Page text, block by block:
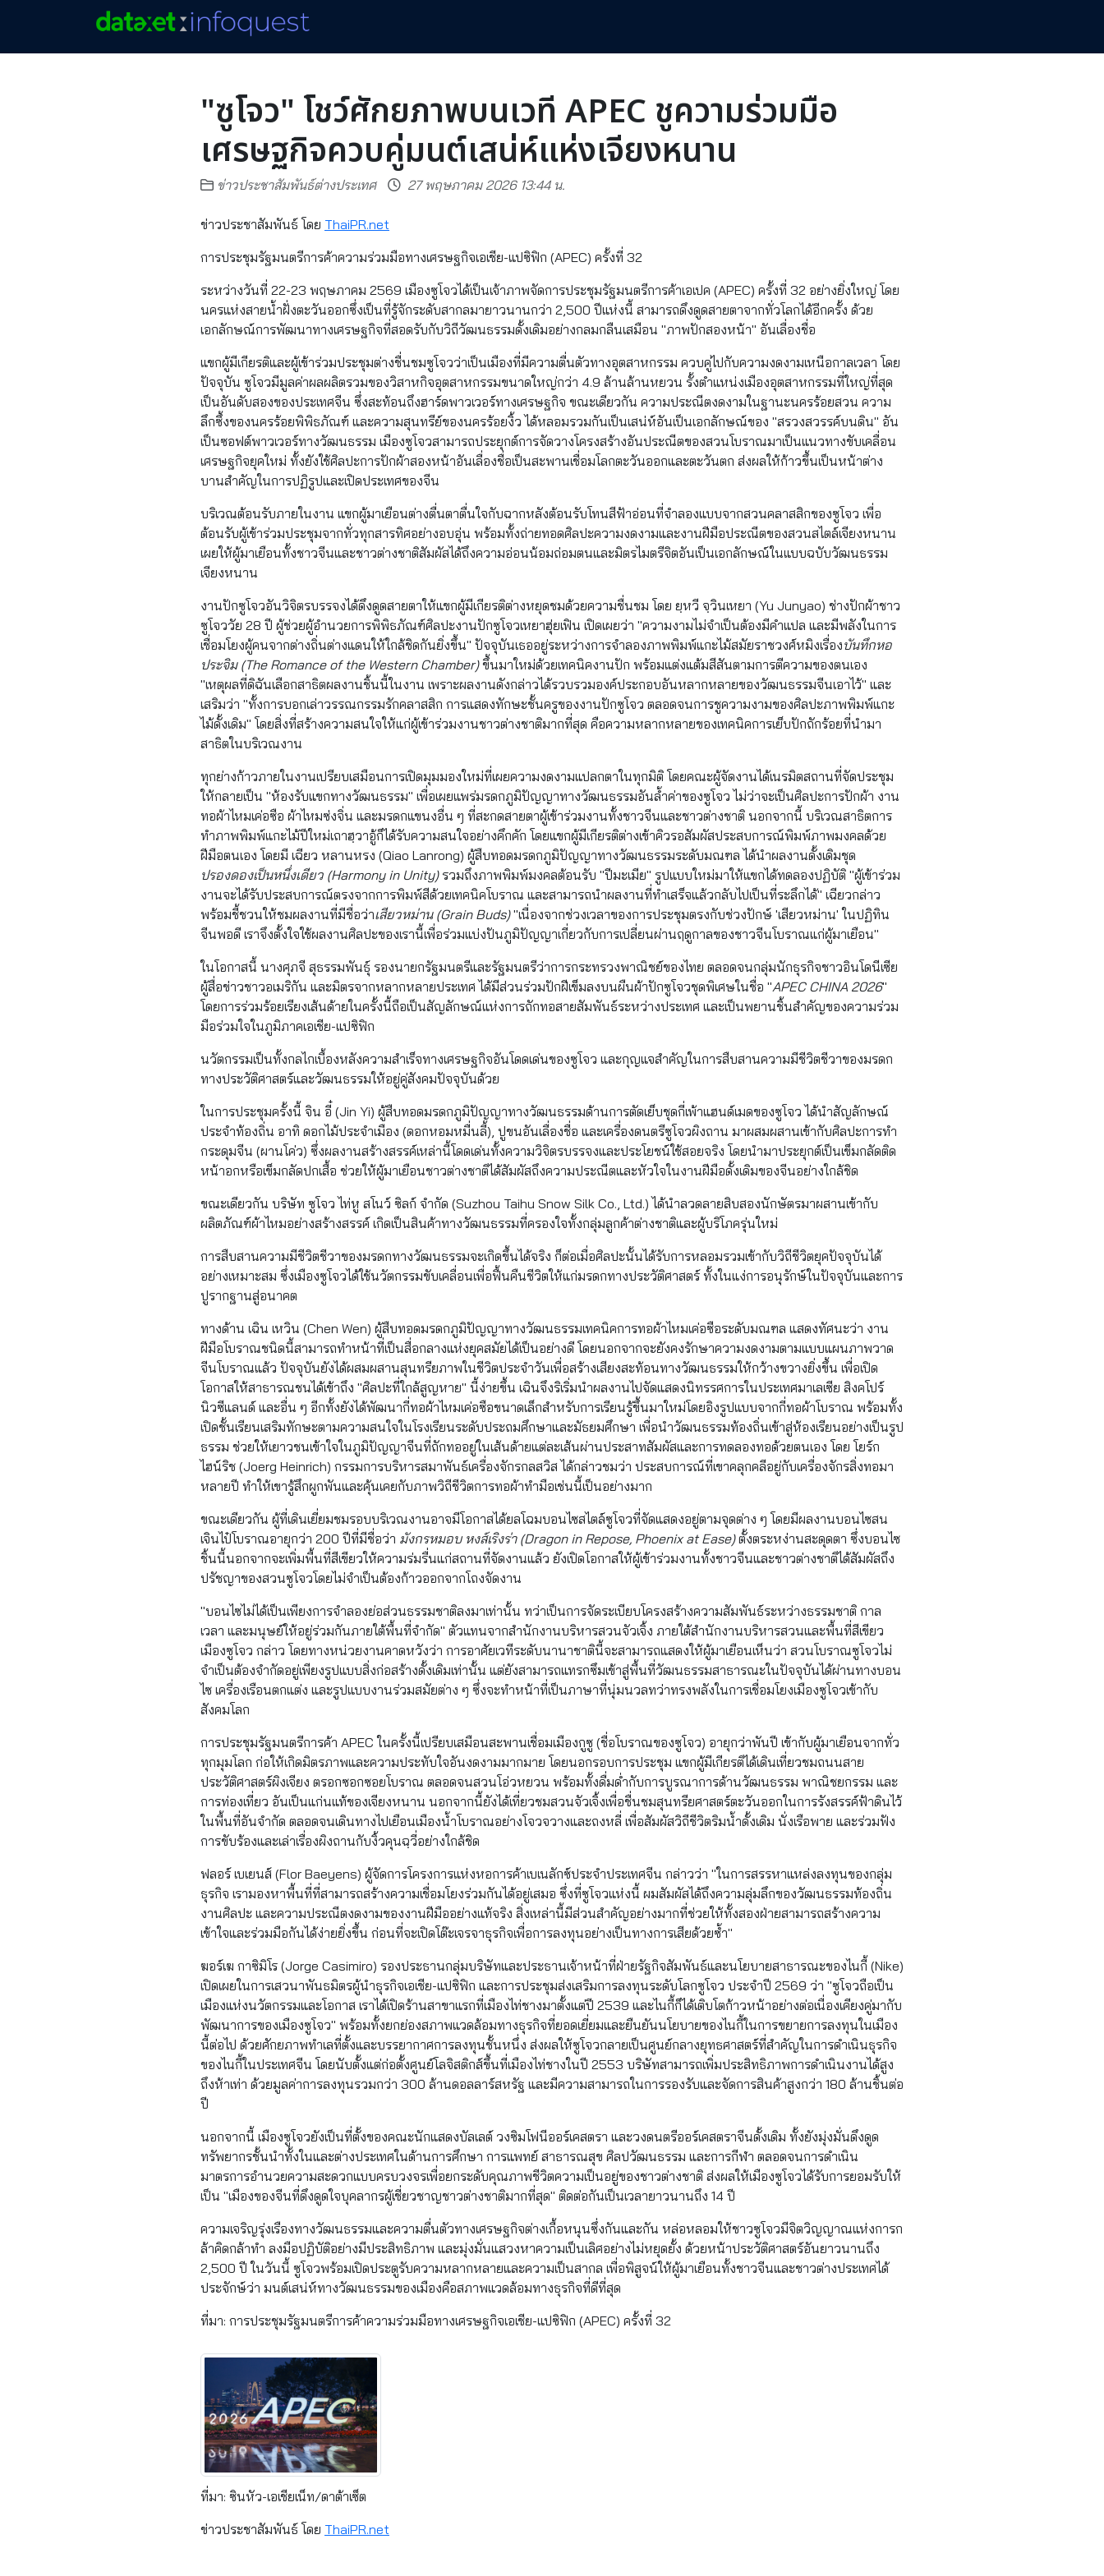
"ซูโจว" โชว์ศักยภาพบนเวที APEC ชูความร่วมมือ
เศรษฐกิจควบคู่มนต์เสน่ห์แห่งเจียงหนาน
ข่าวประชาสัมพันธ์ต่างประเทศ 27 พฤษภาคม 2026 13:44 น.
ข่าวประชาสัมพันธ์ โดย ThaiPR.net
การประชุมรัฐมนตรีการค้าความร่วมมือทางเศรษฐกิจเอเชีย-แปซิฟิก (APEC) ครั้งที่ 32
ระหว่างวันที่ 22-23 พฤษภาคม 2569 เมืองซูโจวได้เป็นเจ้าภาพจัดการประชุมรัฐมนตรีการค้าเอเปค (APEC) ครั้งที่ 32 อย่างยิ่งใหญ่ โดย
นครแห่งสายน้ำฝั่งตะวันออกซึ่งเป็นที่รู้จักระดับสากลมายาวนานกว่า 2,500 ปีแห่งนี้ สามารถดึงดูดสายตาจากทั่วโลกได้อีกครั้ง ด้วย
เอกลักษณ์การพัฒนาทางเศรษฐกิจที่สอดรับกับวิถีวัฒนธรรมดั้งเดิมอย่างกลมกลืนเสมือน "ภาพปักสองหน้า" อันเลื่องชื่อ
แขกผู้มีเกียรติและผู้เข้าร่วมประชุมต่างชื่นชมซูโจวว่าเป็นเมืองที่มีความตื่นตัวทางอุตสาหกรรม ควบคู่ไปกับความงดงามเหนือกาลเวลา โดย
ปัจจุบัน ซูโจวมีมูลค่าผลผลิตรวมของวิสาหกิจอุตสาหกรรมขนาดใหญ่กว่า 4.9 ล้านล้านหยวน รั้งตำแหน่งเมืองอุตสาหกรรมที่ใหญ่ที่สุด
เป็นอันดับสองของประเทศจีน ซึ่งสะท้อนถึงฮาร์ดพาวเวอร์ทางเศรษฐกิจ ขณะเดียวกัน ความประณีตงดงามในฐานะนครร้อยสวน ความ
ลึกซึ้งของนครร้อยพิพิธภัณฑ์ และความสุนทรีย์ของนครร้อยงิ้ว ได้หลอมรวมกันเป็นเสน่ห์อันเป็นเอกลักษณ์ของ "สรวงสวรรค์บนดิน" อัน
เป็นซอฟต์พาวเวอร์ทางวัฒนธรรม เมืองซูโจวสามารถประยุกต์การจัดวางโครงสร้างอันประณีตของสวนโบราณมาเป็นแนวทางขับเคลื่อน
เศรษฐกิจยุคใหม่ ทั้งยังใช้ศิลปะการปักผ้าสองหน้าอันเลื่องชื่อเป็นสะพานเชื่อมโลกตะวันออกและตะวันตก ส่งผลให้ก้าวขึ้นเป็นหน้าต่าง
บานสำคัญในการปฏิรูปและเปิดประเทศของจีน
บริเวณต้อนรับภายในงาน แขกผู้มาเยือนต่างตื่นตาตื่นใจกับฉากหลังต้อนรับโทนสีฟ้าอ่อนที่จำลองแบบจากสวนคลาสสิกของซูโจว เพื่อ
ต้อนรับผู้เข้าร่วมประชุมจากทั่วทุกสารทิศอย่างอบอุ่น พร้อมทั้งถ่ายทอดศิลปะความงดงามและงานฝีมือประณีตของสวนสไตล์เจียงหนาน
เผยให้ผู้มาเยือนทั้งชาวจีนและชาวต่างชาติสัมผัสได้ถึงความอ่อนน้อมถ่อมตนและมิตรไมตรีจิตอันเป็นเอกลักษณ์ในแบบฉบับวัฒนธรรม
เจียงหนาน
งานปักซูโจวอันวิจิตรบรรจงได้ดึงดูดสายตาให้แขกผู้มีเกียรติต่างหยุดชมด้วยความชื่นชม โดย ยฺหวี จฺวินเหยา (Yu Junyao) ช่างปักผ้าชาว
ซูโจววัย 28 ปี ผู้ช่วยผู้อำนวยการพิพิธภัณฑ์ศิลปะงานปักซูโจวเหยาฮุ่ยเฟิน เปิดเผยว่า "ความงามไม่จำเป็นต้องมีคำแปล และมีพลังในการ
เชื่อมโยงผู้คนจากต่างถิ่นต่างแดนให้ใกล้ชิดกันยิ่งขึ้น" ปัจจุบันเธออยู่ระหว่างการจำลองภาพพิมพ์แกะไม้สมัยราชวงศ์หมิงเรื่องบันทึกหอ
ประจิม (The Romance of the Western Chamber)ขึ้นมาใหม่ด้วยเทคนิคงานปัก พร้อมแต่งแต้มสีสันตามการตีความของตนเอง
"เหตุผลที่ดิฉันเลือกสาธิตผลงานชิ้นนี้ในงาน เพราะผลงานดังกล่าวได้รวบรวมองค์ประกอบอันหลากหลายของวัฒนธรรมจีนเอาไว้" และ
เสริมว่า "ทั้งการบอกเล่าวรรณกรรมรักคลาสสิก การแสดงทักษะชั้นครูของงานปักซูโจว ตลอดจนการชูความงามของศิลปะภาพพิมพ์แกะ
ไม้ดั้งเดิม" โดยสิ่งที่สร้างความสนใจให้แก่ผู้เข้าร่วมงานชาวต่างชาติมากที่สุด คือความหลากหลายของเทคนิคการเย็บปักถักร้อยที่นำมา
สาธิตในบริเวณงาน
ทุกย่างก้าวภายในงานเปรียบเสมือนการเปิดมุมมองใหม่ที่เผยความงดงามแปลกตาในทุกมิติ โดยคณะผู้จัดงานได้เนรมิตสถานที่จัดประชุม
ให้กลายเป็น "ห้องรับแขกทางวัฒนธรรม" เพื่อเผยแพร่มรดกภูมิปัญญาทางวัฒนธรรมอันล้ำค่าของซูโจว ไม่ว่าจะเป็นศิลปะการปักผ้า งาน
ทอผ้าไหมเค่อซือ ผ้าไหมซ่งจิ่น และมรดกแขนงอื่น ๆ ที่สะกดสายตาผู้เข้าร่วมงานทั้งชาวจีนและชาวต่างชาติ นอกจากนี้ บริเวณสาธิตการ
ทำภาพพิมพ์แกะไม้ปีใหม่เถาฮฺวาอู้ก็ได้รับความสนใจอย่างคึกคัก โดยแขกผู้มีเกียรติต่างเข้าคิวรอสัมผัสประสบการณ์พิมพ์ภาพมงคลด้วย
ฝีมือตนเอง โดยมี เฉียว หลานหรง (Qiao Lanrong) ผู้สืบทอดมรดกภูมิปัญญาทางวัฒนธรรมระดับมณฑล ได้นำผลงานดั้งเดิมชุด
ปรองดองเป็นหนึ่งเดียว (Harmony in Unity)รวมถึงภาพพิมพ์มงคลต้อนรับ "ปีมะเมีย" รูปแบบใหม่มาให้แขกได้ทดลองปฏิบัติ "ผู้เข้าร่วม
งานจะได้รับประสบการณ์ตรงจากการพิมพ์สีด้วยเทคนิคโบราณ และสามารถนำผลงานที่ทำเสร็จแล้วกลับไปเป็นที่ระลึกได้" เฉียวกล่าว
พร้อมชี้ชวนให้ชมผลงานที่มีชื่อว่าเสียวหม่าน (Grain Buds)"เนื่องจากช่วงเวลาของการประชุมตรงกับช่วงปักษ์ 'เสียวหม่าน' ในปฏิทิน
จีนพอดี เราจึงตั้งใจใช้ผลงานศิลปะของเรานี้เพื่อร่วมแบ่งปันภูมิปัญญาเกี่ยวกับการเปลี่ยนผ่านฤดูกาลของชาวจีนโบราณแก่ผู้มาเยือน"
ในโอกาสนี้ นางศุภจี สุธรรมพันธุ์ รองนายกรัฐมนตรีและรัฐมนตรีว่าการกระทรวงพาณิชย์ของไทย ตลอดจนกลุ่มนักธุรกิจชาวอินโดนีเซีย
ผู้สื่อข่าวชาวอเมริกัน และมิตรจากหลากหลายประเทศ ได้มีส่วนร่วมปักฝีเข็มลงบนผืนผ้าปักซูโจวชุดพิเศษในชื่อ "APEC CHINA 2026"
โดยการร่วมร้อยเรียงเส้นด้ายในครั้งนี้ถือเป็นสัญลักษณ์แห่งการถักทอสายสัมพันธ์ระหว่างประเทศ และเป็นพยานชิ้นสำคัญของความร่วม
มือร่วมใจในภูมิภาคเอเชีย-แปซิฟิก
นวัตกรรมเป็นทั้งกลไกเบื้องหลังความสำเร็จทางเศรษฐกิจอันโดดเด่นของซูโจว และกุญแจสำคัญในการสืบสานความมีชีวิตชีวาของมรดก
ทางประวัติศาสตร์และวัฒนธรรมให้อยู่คู่สังคมปัจจุบันด้วย
ในการประชุมครั้งนี้ จิน อี๋ (Jin Yi) ผู้สืบทอดมรดกภูมิปัญญาทางวัฒนธรรมด้านการตัดเย็บชุดกี่เพ้าแฮนด์เมดของซูโจว ได้นำสัญลักษณ์
ประจำท้องถิ่น อาทิ ดอกไม้ประจำเมือง (ดอกหอมหมื่นลี้), ปูขนอันเลื่องชื่อ และเครื่องดนตรีซูโจวผิงถาน มาผสมผสานเข้ากับศิลปะการทำ
กระดุมจีน (ผานโค่ว) ซึ่งผลงานสร้างสรรค์เหล่านี้โดดเด่นทั้งความวิจิตรบรรจงและประโยชน์ใช้สอยจริง โดยนำมาประยุกต์เป็นเข็มกลัดติด
หน้าอกหรือเข็มกลัดปกเสื้อ ช่วยให้ผู้มาเยือนชาวต่างชาติได้สัมผัสถึงความประณีตและหัวใจในงานฝีมือดั้งเดิมของจีนอย่างใกล้ชิด
ขณะเดียวกัน บริษัท ซูโจว ไท่หู สโนว์ ซิลก์ จำกัด (Suzhou Taihu Snow Silk Co., Ltd.) ได้นำลวดลายสิบสองนักษัตรมาผสานเข้ากับ
ผลิตภัณฑ์ผ้าไหมอย่างสร้างสรรค์ เกิดเป็นสินค้าทางวัฒนธรรมที่ครองใจทั้งกลุ่มลูกค้าต่างชาติและผู้บริโภครุ่นใหม่
การสืบสานความมีชีวิตชีวาของมรดกทางวัฒนธรรมจะเกิดขึ้นได้จริง ก็ต่อเมื่อศิลปะนั้นได้รับการหลอมรวมเข้ากับวิถีชีวิตยุคปัจจุบันได้
อย่างเหมาะสม ซึ่งเมืองซูโจวได้ใช้นวัตกรรมขับเคลื่อนเพื่อฟื้นคืนชีวิตให้แก่มรดกทางประวัติศาสตร์ ทั้งในแง่การอนุรักษ์ในปัจจุบันและการ
ปูรากฐานสู่อนาคต
ทางด้าน เฉิน เหวิน (Chen Wen) ผู้สืบทอดมรดกภูมิปัญญาทางวัฒนธรรมเทคนิคการทอผ้าไหมเค่อซือระดับมณฑล แสดงทัศนะว่า งาน
ฝีมือโบราณชนิดนี้สามารถทำหน้าที่เป็นสื่อกลางแห่งยุคสมัยได้เป็นอย่างดี โดยนอกจากจะยังคงรักษาความงดงามตามแบบแผนภาพวาด
จีนโบราณแล้ว ปัจจุบันยังได้ผสมผสานสุนทรียภาพในชีวิตประจำวันเพื่อสร้างเสียงสะท้อนทางวัฒนธรรมให้กว้างขวางยิ่งขึ้น เพื่อเปิด
โอกาสให้สาธารณชนได้เข้าถึง "ศิลปะที่ใกล้สูญหาย" นี้ง่ายขึ้น เฉินจึงริเริ่มนำผลงานไปจัดแสดงนิทรรศการในประเทศมาเลเซีย สิงคโปร์
นิวซีแลนด์ และอื่น ๆ อีกทั้งยังได้พัฒนากี่ทอผ้าไหมเค่อซือขนาดเล็กสำหรับการเรียนรู้ขึ้นมาใหม่โดยอิงรูปแบบจากกี่ทอผ้าโบราณ พร้อมทั้ง
เปิดชั้นเรียนเสริมทักษะตามความสนใจในโรงเรียนระดับประถมศึกษาและมัธยมศึกษา เพื่อนำวัฒนธรรมท้องถิ่นเข้าสู่ห้องเรียนอย่างเป็นรูป
ธรรม ช่วยให้เยาวชนเข้าใจในภูมิปัญญาจีนที่ถักทออยู่ในเส้นด้ายแต่ละเส้นผ่านประสาทสัมผัสและการทดลองทอด้วยตนเอง โดย โยร์ก
ไฮน์ริช (Joerg Heinrich) กรรมการบริหารสมาพันธ์เครื่องจักรกลสวิส ได้กล่าวชมว่า ประสบการณ์ที่เขาคลุกคลีอยู่กับเครื่องจักรสิ่งทอมา
หลายปี ทำให้เขารู้สึกผูกพันและคุ้นเคยกับภาพวิถีชีวิตการทอผ้าทำมือเช่นนี้เป็นอย่างมาก
ขณะเดียวกัน ผู้ที่เดินเยี่ยมชมรอบบริเวณงานอาจมีโอกาสได้ยลโฉมบอนไซสไตล์ซูโจวที่จัดแสดงอยู่ตามจุดต่าง ๆ โดยมีผลงานบอนไซสน
เจินไป๋โบราณอายุกว่า 200 ปีที่มีชื่อว่า มังกรหมอบ หงส์เริงร่า (Dragon in Repose, Phoenix at Ease)ตั้งตระหง่านสะดุดตา ซึ่งบอนไซ
ชิ้นนี้นอกจากจะเพิ่มพื้นที่สีเขียวให้ความร่มรื่นแก่สถานที่จัดงานแล้ว ยังเปิดโอกาสให้ผู้เข้าร่วมงานทั้งชาวจีนและชาวต่างชาติได้สัมผัสถึง
ปรัชญาของสวนซูโจวโดยไม่จำเป็นต้องก้าวออกจากโถงจัดงาน
"บอนไซไม่ได้เป็นเพียงการจำลองย่อส่วนธรรมชาติลงมาเท่านั้น ทว่าเป็นการจัดระเบียบโครงสร้างความสัมพันธ์ระหว่างธรรมชาติ กาล
เวลา และมนุษย์ให้อยู่ร่วมกันภายใต้พื้นที่จำกัด" ตัวแทนจากสำนักงานบริหารสวนจัวเจิ้ง ภายใต้สำนักงานบริหารสวนและพื้นที่สีเขียว
เมืองซูโจว กล่าว โดยทางหน่วยงานคาดหวังว่า การอาศัยเวทีระดับนานาชาตินี้จะสามารถแสดงให้ผู้มาเยือนเห็นว่า สวนโบราณซูโจวไม่
จำเป็นต้องจำกัดอยู่เพียงรูปแบบสิ่งก่อสร้างดั้งเดิมเท่านั้น แต่ยังสามารถแทรกซึมเข้าสู่พื้นที่วัฒนธรรมสาธารณะในปัจจุบันได้ผ่านทางบอน
ไซ เครื่องเรือนตกแต่ง และรูปแบบงานร่วมสมัยต่าง ๆ ซึ่งจะทำหน้าที่เป็นภาษาที่นุ่มนวลทว่าทรงพลังในการเชื่อมโยงเมืองซูโจวเข้ากับ
สังคมโลก
การประชุมรัฐมนตรีการค้า APEC ในครั้งนี้เปรียบเสมือนสะพานเชื่อมเมืองกูซู (ชื่อโบราณของซูโจว) อายุกว่าพันปี เข้ากับผู้มาเยือนจากทั่ว
ทุกมุมโลก ก่อให้เกิดมิตรภาพและความประทับใจอันงดงามมากมาย โดยนอกรอบการประชุม แขกผู้มีเกียรติได้เดินเที่ยวชมถนนสาย
ประวัติศาสตร์ผิงเจียง ตรอกซอกซอยโบราณ ตลอดจนสวนโอ่วหยวน พร้อมทั้งดื่มด่ำกับการบูรณาการด้านวัฒนธรรม พาณิชยกรรม และ
การท่องเที่ยว อันเป็นแก่นแท้ของเจียงหนาน นอกจากนี้ยังได้เที่ยวชมสวนจัวเจิ้งเพื่อชื่นชมสุนทรียศาสตร์ตะวันออกในการรังสรรค์ฟ้าดินไว้
ในพื้นที่อันจำกัด ตลอดจนเดินทางไปเยือนเมืองน้ำโบราณอย่างโจวจวางและถงหลี่ เพื่อสัมผัสวิถีชีวิตริมน้ำดั้งเดิม นั่งเรือพาย และร่วมฟัง
การขับร้องและเล่าเรื่องผิงถานกับงิ้วคุนฉฺวี่อย่างใกล้ชิด
ฟลอร์ เบเยนส์ (Flor Baeyens) ผู้จัดการโครงการแห่งหอการค้าเบเนลักซ์ประจำประเทศจีน กล่าวว่า "ในการสรรหาแหล่งลงทุนของกลุ่ม
ธุรกิจ เรามองหาพื้นที่ที่สามารถสร้างความเชื่อมโยงร่วมกันได้อยู่เสมอ ซึ่งที่ซูโจวแห่งนี้ ผมสัมผัสได้ถึงความลุ่มลึกของวัฒนธรรมท้องถิ่น
งานศิลปะ และความประณีตงดงามของงานฝีมืออย่างแท้จริง สิ่งเหล่านี้มีส่วนสำคัญอย่างมากที่ช่วยให้ทั้งสองฝ่ายสามารถสร้างความ
เข้าใจและร่วมมือกันได้ง่ายยิ่งขึ้น ก่อนที่จะเปิดโต๊ะเจรจาธุรกิจเพื่อการลงทุนอย่างเป็นทางการเสียด้วยซ้ำ"
ฆอร์เฆ กาซิมิโร (Jorge Casimiro) รองประธานกลุ่มบริษัทและประธานเจ้าหน้าที่ฝ่ายรัฐกิจสัมพันธ์และนโยบายสาธารณะของไนกี้ (Nike)
เปิดเผยในการเสวนาพันธมิตรผู้นำธุรกิจเอเชีย-แปซิฟิก และการประชุมส่งเสริมการลงทุนระดับโลกซูโจว ประจำปี 2569 ว่า "ซูโจวถือเป็น
เมืองแห่งนวัตกรรมและโอกาส เราได้เปิดร้านสาขาแรกที่เมืองไท่ชางมาตั้งแต่ปี 2539 และไนกี้ก็ได้เติบโตก้าวหน้าอย่างต่อเนื่องเคียงคู่มากับ
พัฒนาการของเมืองซูโจว" พร้อมทั้งยกย่องสภาพแวดล้อมทางธุรกิจที่ยอดเยี่ยมและยืนยันนโยบายของไนกี้ในการขยายการลงทุนในเมือง
นี้ต่อไป ด้วยศักยภาพทำเลที่ตั้งและบรรยากาศการลงทุนชั้นหนึ่ง ส่งผลให้ซูโจวกลายเป็นศูนย์กลางยุทธศาสตร์ที่สำคัญในการดำเนินธุรกิจ
ของไนกี้ในประเทศจีน โดยนับตั้งแต่ก่อตั้งศูนย์โลจิสติกส์ขึ้นที่เมืองไท่ชางในปี 2553 บริษัทสามารถเพิ่มประสิทธิภาพการดำเนินงานได้สูง
ถึงห้าเท่า ด้วยมูลค่าการลงทุนรวมกว่า 300 ล้านดอลลาร์สหรัฐ และมีความสามารถในการรองรับและจัดการสินค้าสูงกว่า 180 ล้านชิ้นต่อ
ปี
นอกจากนี้ เมืองซูโจวยังเป็นที่ตั้งของคณะนักแสดงบัลเลต์ วงซิมโฟนีออร์เคสตรา และวงดนตรีออร์เคสตราจีนดั้งเดิม ทั้งยังมุ่งมั่นดึงดูด
ทรัพยากรชั้นนำทั้งในและต่างประเทศในด้านการศึกษา การแพทย์ สาธารณสุข ศิลปวัฒนธรรม และการกีฬา ตลอดจนการดำเนิน
มาตรการอำนวยความสะดวกแบบครบวงจรเพื่อยกระดับคุณภาพชีวิตความเป็นอยู่ของชาวต่างชาติ ส่งผลให้เมืองซูโจวได้รับการยอมรับให้
เป็น "เมืองของจีนที่ดึงดูดใจบุคลากรผู้เชี่ยวชาญชาวต่างชาติมากที่สุด" ติดต่อกันเป็นเวลายาวนานถึง 14 ปี
ความเจริญรุ่งเรืองทางวัฒนธรรมและความตื่นตัวทางเศรษฐกิจต่างเกื้อหนุนซึ่งกันและกัน หล่อหลอมให้ชาวซูโจวมีจิตวิญญาณแห่งการก
ล้าคิดกล้าทำ ลงมือปฏิบัติอย่างมีประสิทธิภาพ และมุ่งมั่นแสวงหาความเป็นเลิศอย่างไม่หยุดยั้ง ด้วยหน้าประวัติศาสตร์อันยาวนานถึง
2,500 ปี ในวันนี้ ซูโจวพร้อมเปิดประตูรับความหลากหลายและความเป็นสากล เพื่อพิสูจน์ให้ผู้มาเยือนทั้งชาวจีนและชาวต่างประเทศได้
ประจักษ์ว่า มนต์เสน่ห์ทางวัฒนธรรมของเมืองคือสภาพแวดล้อมทางธุรกิจที่ดีที่สุด
ที่มา: การประชุมรัฐมนตรีการค้าความร่วมมือทางเศรษฐกิจเอเชีย-แปซิฟิก (APEC) ครั้งที่ 32
ที่มา: ซินหัว-เอเชียเน็ท/ดาต้าเซ็ต
ข่าวประชาสัมพันธ์ โดย ThaiPR.net